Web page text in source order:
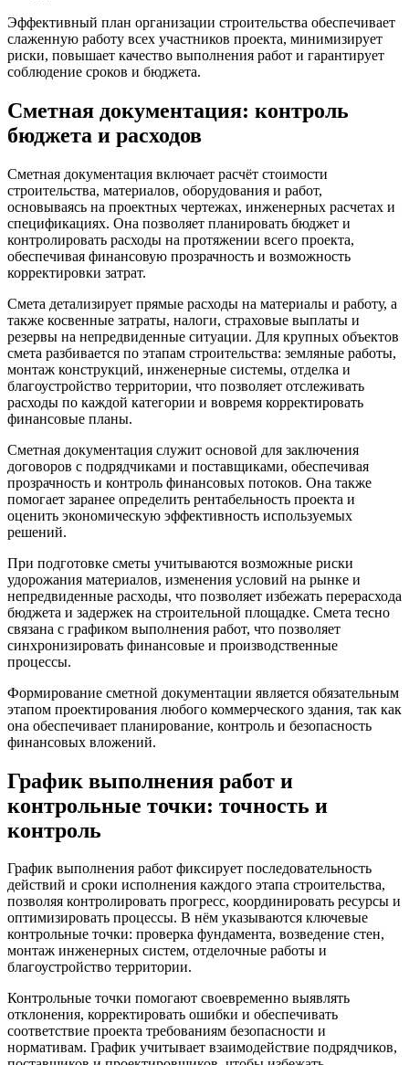
Эффективный план организации строительства обеспечивает
слаженную работу всех участников проекта, минимизирует
риски, повышает качество выполнения работ и гарантирует
соблюдение сроков и бюджета.
Сметная документация: контроль
бюджета и расходов
Сметная документация включает расчёт стоимости
строительства, материалов, оборудования и работ,
основываясь на проектных чертежах, инженерных расчетах и
спецификациях. Она позволяет планировать бюджет и
контролировать расходы на протяжении всего проекта,
обеспечивая финансовую прозрачность и возможность
корректировки затрат.
Смета детализирует прямые расходы на материалы и работу, а
также косвенные затраты, налоги, страховые выплаты и
резервы на непредвиденные ситуации. Для крупных объектов
смета разбивается по этапам строительства: земляные работы,
монтаж конструкций, инженерные системы, отделка и
благоустройство территории, что позволяет отслеживать
расходы по каждой категории и вовремя корректировать
финансовые планы.
Сметная документация служит основой для заключения
договоров с подрядчиками и поставщиками, обеспечивая
прозрачность и контроль финансовых потоков. Она также
помогает заранее определить рентабельность проекта и
оценить экономическую эффективность используемых
решений.
При подготовке сметы учитываются возможные риски
удорожания материалов, изменения условий на рынке и
непредвиденные расходы, что позволяет избежать перерасхода
бюджета и задержек на строительной площадке. Смета тесно
связана с графиком выполнения работ, что позволяет
синхронизировать финансовые и производственные
процессы.
Формирование сметной документации является обязательным
этапом проектирования любого коммерческого здания, так как
она обеспечивает планирование, контроль и безопасность
финансовых вложений.
График выполнения работ и
контрольные точки: точность и
контроль
График выполнения работ фиксирует последовательность
действий и сроки исполнения каждого этапа строительства,
позволяя контролировать прогресс, координировать ресурсы и
оптимизировать процессы. В нём указываются ключевые
контрольные точки: проверка фундамента, возведение стен,
монтаж инженерных систем, отделочные работы и
благоустройство территории.
Контрольные точки помогают своевременно выявлять
отклонения, корректировать ошибки и обеспечивать
соответствие проекта требованиям безопасности и
нормативам. График учитывает взаимодействие подрядчиков,